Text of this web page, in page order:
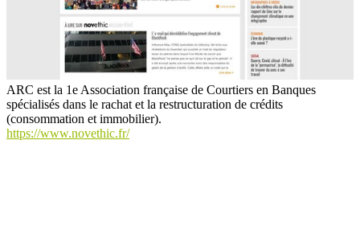
ARC est la 1e Association française de Courtiers en Banques
spécialisés dans le rachat et la restructuration de crédits
(consommation et immobilier).
https://www.novethic.fr/